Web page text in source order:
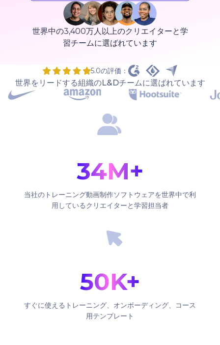
世界中の3,400万人以上のクリエイターと学
習チームに選ばれています
5.0の評価：
世界をリードする組織のL&Dチームに選ばれています
34M+
当社のトレーニング動画制作ソフトウェアを世界中で利
用しているクリエイターと学習担当者
50K+
すぐに使えるトレーニング、オンボーディング、コース
用テンプレート